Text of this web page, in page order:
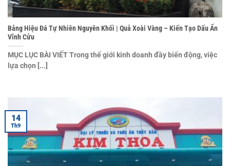
Bảng Hiệu Đá Tự Nhiên Nguyên Khối | Quả Xoài Vàng – Kiến Tạo Dấu Ấn
Vĩnh Cửu
MỤC LỤC BÀI VIẾT Trong thế giới kinh doanh đầy biến động, việc
lựa chọn [...]
14
Th9